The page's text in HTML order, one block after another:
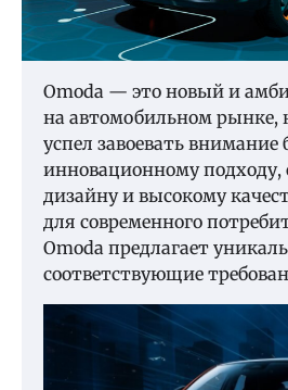
Omoda — это новый и
на автомобильном рынке,
успел завоевать внимание
инновационному подходу,
дизайну и высокому
для современного
Omoda предлагает
соответствующие